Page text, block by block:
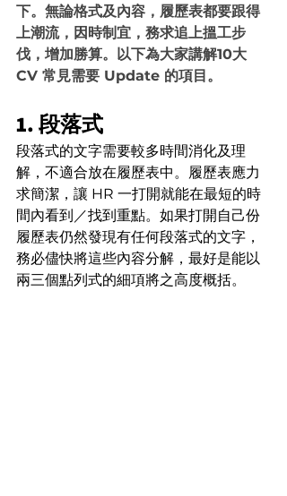
下。無論格式及內容，履歷表都要跟得
上潮流，因時制宜，務求追上搵工步
伐，增加勝算。以下為大家講解10大
CV 常見需要 Update 的項目。
1. 段落式
段落式的文字需要較多時間消化及理
解，不適合放在履歷表中。履歷表應力
求簡潔，讓 HR 一打開就能在最短的時
間內看到／找到重點。如果打開自己份
履歷表仍然發現有任何段落式的文字，
務必儘快將這些內容分解，最好是能以
兩三個點列式的細項將之高度概括。